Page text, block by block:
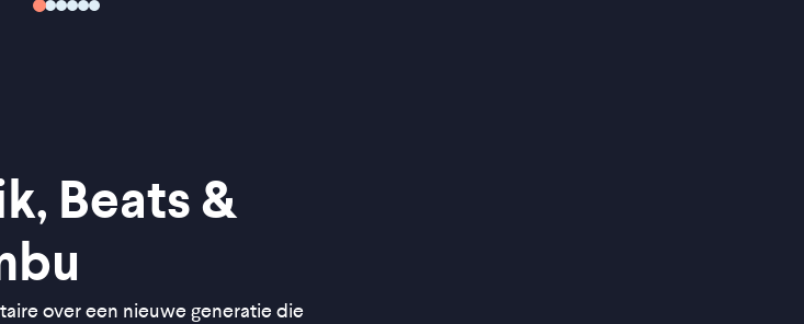
Beats &
over een nieuwe generatie die